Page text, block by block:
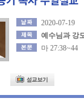
2020-07-19
예수님과 강
마 27:38~44